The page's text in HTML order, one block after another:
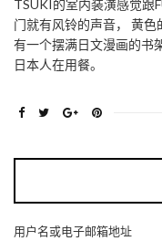
TSUKI的室内装潢感觉跟
门就有风铃的声音， 黄
有一个摆满日文漫画的书
日本人在用餐。
用户名或电子邮箱地址